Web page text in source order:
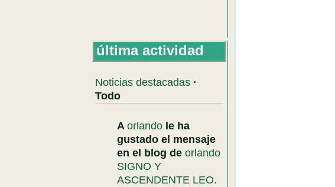
última actividad
Noticias destacadas ·
Todo
A orlando le ha
gustado el mensaje
en el blog de orlando
SIGNO Y
ASCENDENTE LEO.